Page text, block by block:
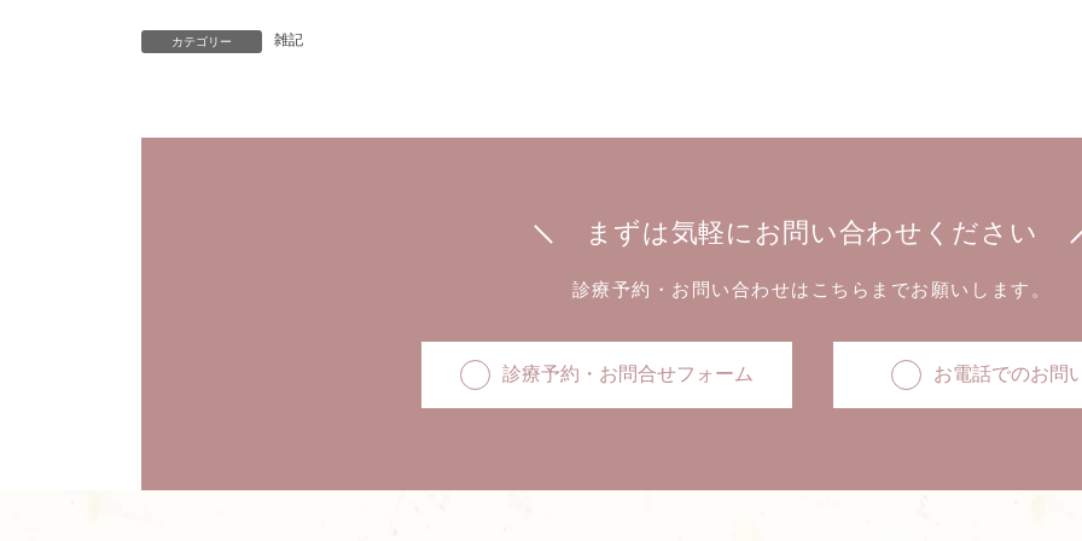
カテゴリー 雑記
まずは気軽に お問い合わせください
診療予約・お問い合わせはこちらまでお願いします。
診療予約・お問合せフォーム お電話でのお問